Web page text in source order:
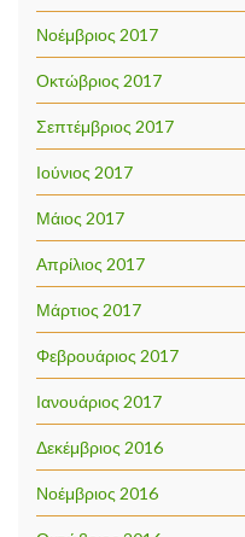
Νοέμβριος 2017
Οκτώβριος 2017
Σεπτέμβριος 2017
Ιούνιος 2017
Μάιος 2017
Απρίλιος 2017
Μάρτιος 2017
Φεβρουάριος 2017
Ιανουάριος 2017
Δεκέμβριος 2016
Νοέμβριος 2016